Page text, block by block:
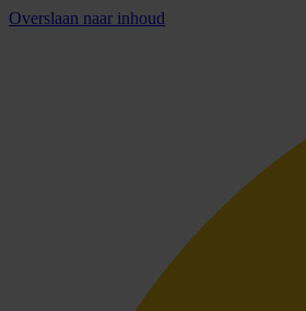
Overslaan naar inhoud